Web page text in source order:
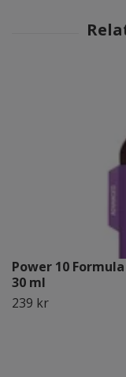
Power 10
30 ml
239 kr